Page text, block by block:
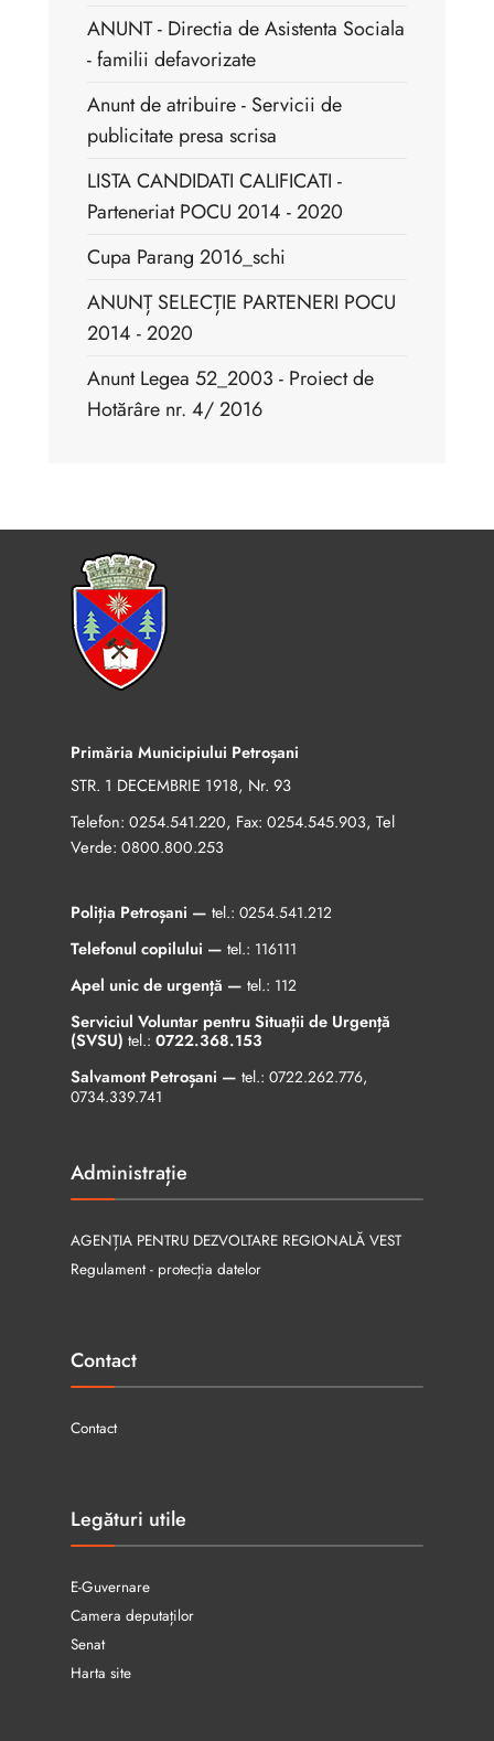
ANUNT - Directia de Asistenta Sociala
- familii defavorizate
Anunt de atribuire - Servicii de
publicitate presa scrisa
LISTA CANDIDATI CALIFICATI -
Parteneriat POCU 2014 - 2020
Cupa Parang 2016_schi
ANUNȚ SELECȚIE PARTENERI POCU
2014 - 2020
Anunt Legea 52_2003 - Proiect de
Hotărâre nr. 4/ 2016
Primăria Municipiului Petroșani
STR. 1 DECEMBRIE 1918, Nr. 93
Telefon: 0254.541.220, Fax: 0254.545.903, Tel
Verde: 0800.800.253
Poliția Petroșani — tel.: 0254.541.212
Telefonul copilului — tel.: 116111
Apel unic de urgență — tel.: 112
Serviciul Voluntar pentru Situații de Urgență
(SVSU) tel.: 0722.368.153
Salvamont Petroșani — tel.: 0722.262.776,
0734.339.741
Administrație
AGENȚIA PENTRU DEZVOLTARE REGIONALĂ VEST
Regulament - protecția datelor
Contact
Contact
Legături utile
E-Guvernare
Camera deputaților
Senat
Harta site